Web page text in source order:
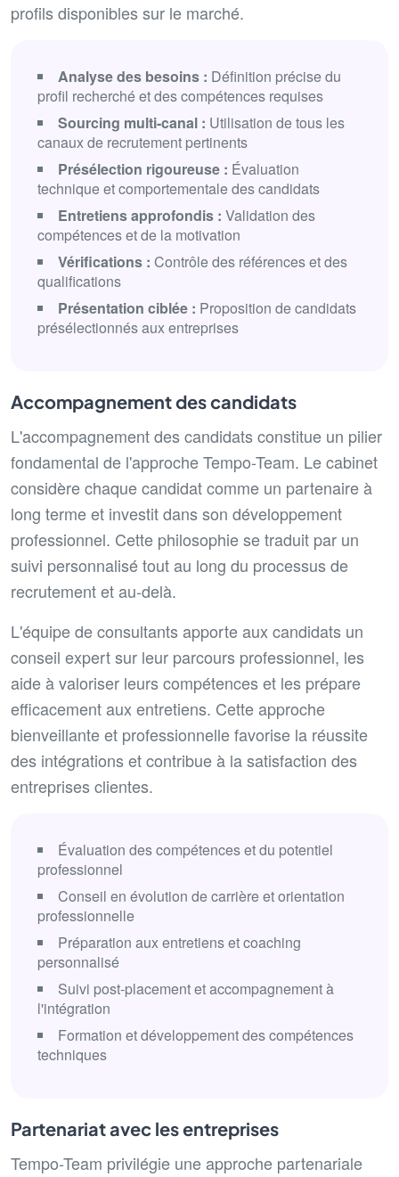
profils disponibles sur le marché.
Analyse des besoins : Définition précise du
profil recherché et des compétences requises
Sourcing multi-canal : Utilisation de tous les
canaux de recrutement pertinents
Présélection rigoureuse : Évaluation
technique et comportementale des candidats
Entretiens approfondis : Validation des
compétences et de la motivation
Vérifications : Contrôle des références et des
qualifications
Présentation ciblée : Proposition de candidats
présélectionnés aux entreprises
Accompagnement des candidats
L'accompagnement des candidats constitue un pilier
fondamental de l'approche Tempo-Team. Le cabinet
considère chaque candidat comme un partenaire à
long terme et investit dans son développement
professionnel. Cette philosophie se traduit par un
suivi personnalisé tout au long du processus de
recrutement et au-delà.
L'équipe de consultants apporte aux candidats un
conseil expert sur leur parcours professionnel, les
aide à valoriser leurs compétences et les prépare
efficacement aux entretiens. Cette approche
bienveillante et professionnelle favorise la réussite
des intégrations et contribue à la satisfaction des
entreprises clientes.
Évaluation des compétences et du potentiel
professionnel
Conseil en évolution de carrière et orientation
professionnelle
Préparation aux entretiens et coaching
personnalisé
Suivi post-placement et accompagnement à
l'intégration
Formation et développement des compétences
techniques
Partenariat avec les entreprises
Tempo-Team privilégie une approche partenariale